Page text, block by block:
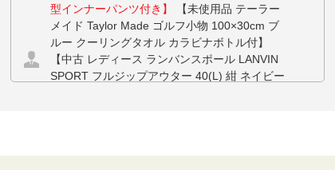
型インナーパンツ付き】
【未使用品 テーラー
メイド Taylor Made ゴルフ小物 100×30cm ブ
ルー クーリングタオル カラビナボトル付】
【中古 レディース ランバンスポール LANVIN
SPORT フルジップアウター 40(L) 紺 ネイビー